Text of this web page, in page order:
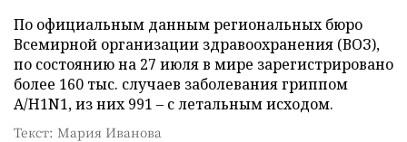
По официальным данным региональных бюро
Всемирной организации здравоохранения (ВОЗ),
по состоянию на 27 июля в мире зарегистрировано
более 160 тыс. случаев заболевания гриппом
A/H1N1, из них 991 – с летальным исходом.
Текст: Мария Иванова